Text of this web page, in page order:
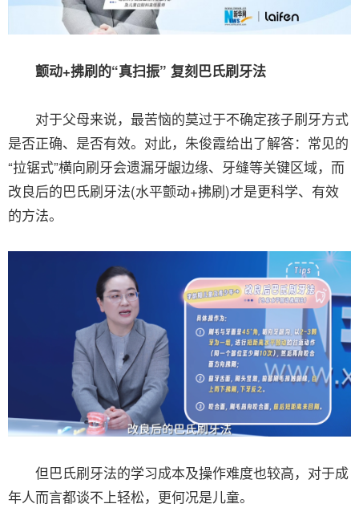
颤动+拂刷的“真扫振” 复刻巴氏刷牙法
对于父母来说，最苦恼的莫过于不确定孩子刷牙方式
是否正确、是否有效。对此，朱俊霞给出了解答：常见的
“拉锯式”横向刷牙会遗漏牙龈边缘、牙缝等关键区域，而
改良后的巴氏刷牙法(水平颤动+拂刷)才是更科学、有效
的方法。
但巴氏刷牙法的学习成本及操作难度也较高，对于成
年人而言都谈不上轻松，更何况是儿童。